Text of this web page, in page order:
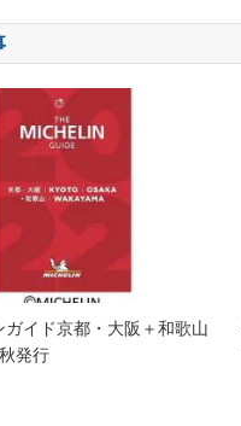
ガイド京都・大阪＋和歌山
発行